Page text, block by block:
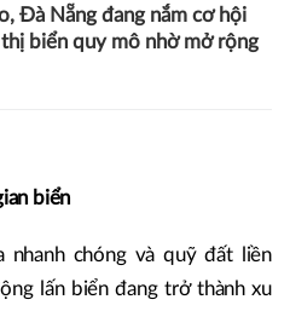
Đà Nẵng đang nắm cơ hội
biển quy mô nhờ mở rộng
biển
nhanh chóng và quỹ đất liền
lấn biển đang trở thành xu